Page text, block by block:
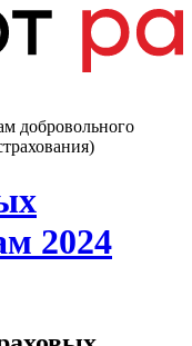
добровольного
2024